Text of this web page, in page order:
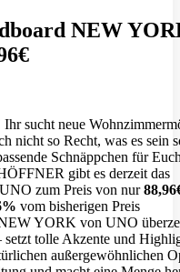
NEW
sucht neue
nicht so Recht, was es sein
Schnäppchen für
gibt es derzeit das
zum Preis von nur
vom bisherigen Preis
YORK von UNO
tolle Akzente und
außergewöhnlichen